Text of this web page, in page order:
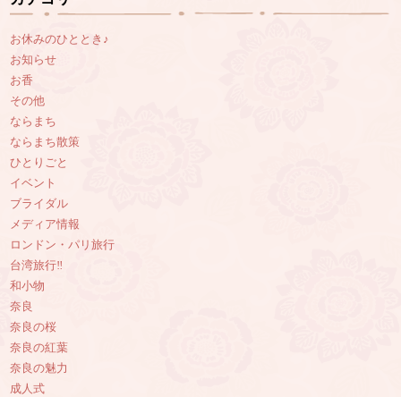
お休みのひととき♪
お知らせ
お香
その他
ならまち
ならまち散策
ひとりごと
イベント
ブライダル
メディア情報
ロンドン・パリ旅行
台湾旅行‼︎
和小物
奈良
奈良の桜
奈良の紅葉
奈良の魅力
成人式